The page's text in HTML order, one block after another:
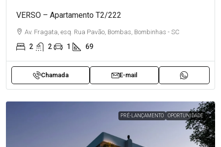
VERSO – Apartamento T2/222
Av. Fragata, esq. Rua Pavão, Bombas, Bombinhas - SC
2 2 1 69
Chamada E-mail
PRÉ-LANÇAMENTO OPORTUNIDADE